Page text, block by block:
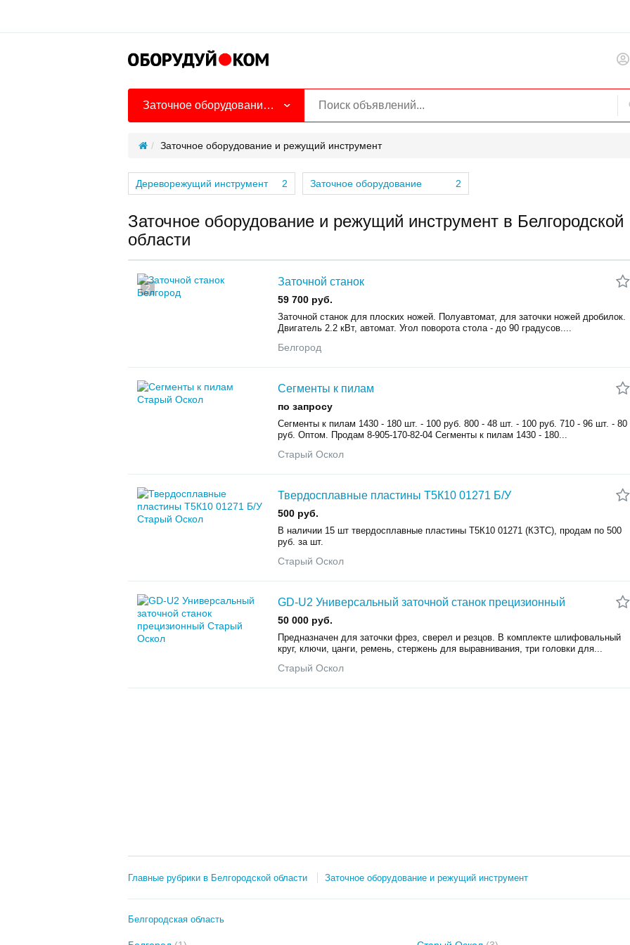
Заточное оборудование и режущий инструмент
Заточное оборудование и режущий инструмент
2
Дереворежущий инструмент 2
Заточное оборудование
Заточное оборудование и режущий инструмент в Белгородской
области
2
Заточной станок
59 700 руб.
Заточной станок для плоских ножей. Полуавтомат, для заточки ножей дробилок.
Двигатель 2.2 кВт, автомат. Угол поворота стола - до 90 градусов....
Белгород
Сегменты к пилам
по запросу
Сегменты к пилам 1430 - 180 шт. - 100 руб. 800 - 48 шт. - 100 руб. 710 - 96 шт. - 80
руб. Оптом. Продам 8-905-170-82-04 Сегменты к пилам 1430 - 180...
Старый Оскол
Твердосплавные пластины Т5К10 01271 Б/У
500 руб.
В наличии 15 шт твердосплавные пластины Т5К10 01271 (КЗТС), продам по 500
руб. за шт.
Старый Оскол
GD-U2 Универсальный заточной станок прецизионный
50 000 руб.
Предназначен для заточки фрез, сверел и резцов. В комплекте шлифовальный
круг, ключи, цанги, ремень, стержень для выравнивания, три головки для...
Старый Оскол
Главные рубрики в Белгородской области Заточное оборудование и режущий инструмент
Белгородская область